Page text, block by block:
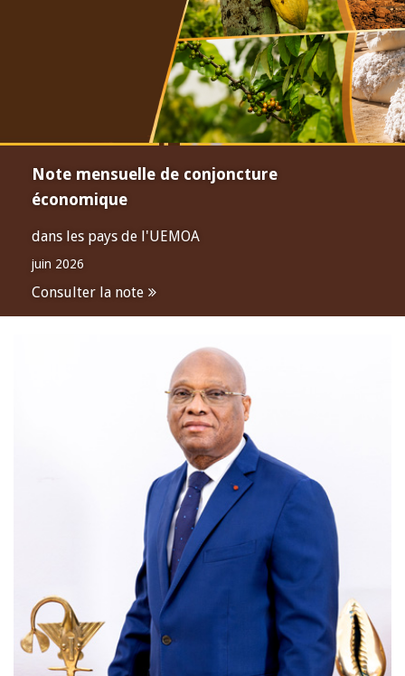
Note mensuelle de conjoncture
économique
dans les pays de l'UEMOA
juin 2026
Consulter la note